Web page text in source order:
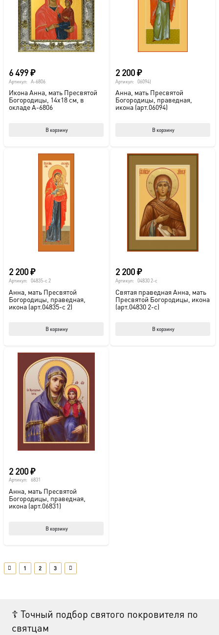
6 499₽
Артикул: A-6806
Икона Анна, мать Пресвятой
Богородицы, 14х18 см, в
окладе A-6806
В корзину
2 200₽
Артикул: 06094)
Анна, мать Пресвятой
Богородицы, праведная,
икона (арт.06094)
В корзину
2 200₽
Артикул: 04835-с 2
Анна, мать Пресвятой
Богородицы, праведная,
икона (арт.04835-с 2)
В корзину
2 200₽
Артикул: 04830 2-с
Святая праведная Анна, мать
Пресвятой Богородицы, икона
(арт.04830 2-с)
В корзину
2 200₽
Артикул: 6831
Анна, мать Пресвятой
Богородицы, праведная,
икона (арт.06831)
В корзину
1 2 3
☦ Точный подбор святого покровителя по
святцам